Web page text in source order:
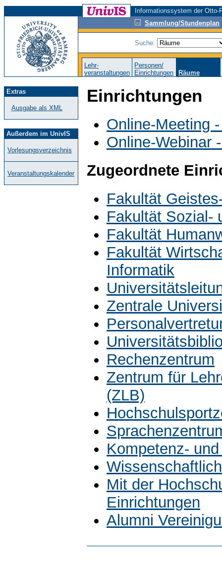
Informationssystem der
Sammlung/Stundenplan
Suche:
Lehr-
veranstaltungen
Personen/
Einrichtungen
Räume
Extras
Ausgabe als XML
Außerdem im UnivIS
Vorlesungsverzeichnis
Veranstaltungskalender
Einrichtungen
Online-Meeting
Online-Webinar
Zugeordnete
Fakultät
Fakultät Sozial-
Fakultät
Fakultät
Informatik
Zentrale
Rechenzentrum
Zentrum für
(ZLB)
Kompetenz-
Mit der
Einrichtungen
Alumni